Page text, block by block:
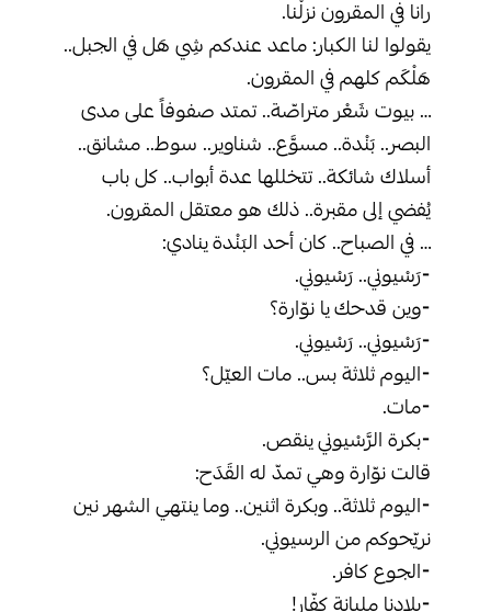
‏رانا في المقرون نزلْنا.
‏يقولوا لنا الكبار: ماعد عندكم شِي هَل في الجبل..
هَلْكَم كلهم في المقرون.
‏… بيوت شَعْر متراصّة.. تمتد صفوفاً على مدى
البصر.. بَنْدة.. مسوَّع.. شناوير.. سوط.. مشانق..
أسلاك شائكة.. تتخللها عدة أبواب.. كل باب
يُفضي إلى مقبرة.. ذلك هو معتقل المقرون.
‏… في الصباح.. كان أحد البَنْدة ينادي:
‏⁃رَسْيوني.. رَسْيوني.
‏⁃وين قدحك يا نوّارة؟
‏⁃رَسْيوني.. رَسْيوني.
‏⁃اليوم ثلاثة بس.. مات العيّل؟
‏⁃مات.
‏⁃بكرة الرَّسْيوني ينقص.
‏قالت نوّارة وهي تمدّ له القَدَح:
‏⁃اليوم ثلاثة.. وبكرة اثنين.. وما ينتهي الشهر نين
نريّحوكم من الرسيوني.
‏⁃الجوع كافر.